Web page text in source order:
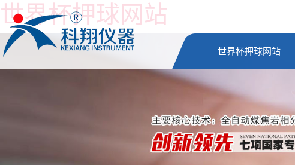
世界杯押球网站
世界杯押球网站